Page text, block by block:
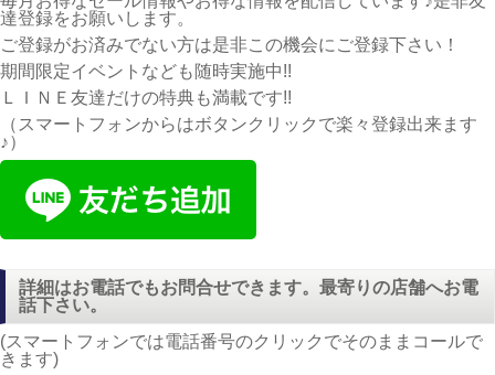
達登録をお願いします。
ご登録がお済みでない方は是非この機会にご登録下さい！
期間限定イベントなども随時実施中!!
ＬＩＮＥ友達だけの特典も満載です!!
（スマートフォンからはボタンクリックで楽々登録出来ます
♪）
詳細はお電話でもお問合せできます。最寄りの店舗へお電
話下さい。
(スマートフォンでは電話番号のクリックでそのままコールで
きます)